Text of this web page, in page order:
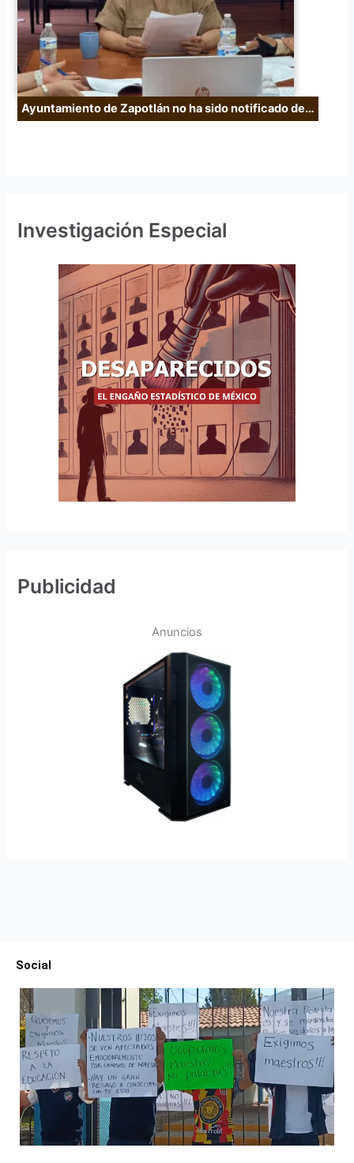
Ayuntamiento de Zapotlán no ha sido notificado de…
Investigación Especial
Publicidad
Anuncios
Social